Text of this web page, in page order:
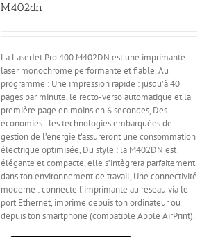
M402dn
La LaserJet Pro 400 M402DN est une imprimante
laser monochrome performante et fiable. Au
programme : Une impression rapide : jusqu’à 40
pages par minute, le recto-verso automatique et la
première page en moins en 6 secondes, Des
économies : les technologies embarquées de
gestion de l’énergie t’assureront une consommation
électrique optimisée, Du style : la M402DN est
élégante et compacte, elle s’intègrera parfaitement
dans ton environnement de travail, Une connectivité
moderne : connecte l’imprimante au réseau via le
port Ethernet, imprime depuis ton ordinateur ou
depuis ton smartphone (compatible Apple AirPrint).